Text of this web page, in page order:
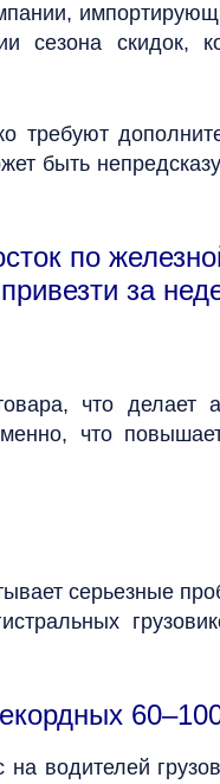
сезона скидок,
требуют
быть
по
за
что делает
что
серьезные
водителей